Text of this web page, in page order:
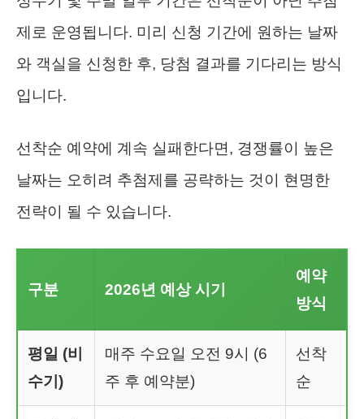
제로 운영됩니다. 미리 신청 기간에 원하는 날짜
와 객실을 신청한 후, 당첨 결과를 기다리는 방식
입니다.
선착순 예약에 계속 실패한다면, 경쟁률이 높은
날짜는 오히려 추첨제를 공략하는 것이 현명한
전략이 될 수 있습니다.
구분 2026년 예상 시기
예약
방식
평일 (비
수기)
매주 수요일 오전 9시 (6
주 후 예약분)
선착
순